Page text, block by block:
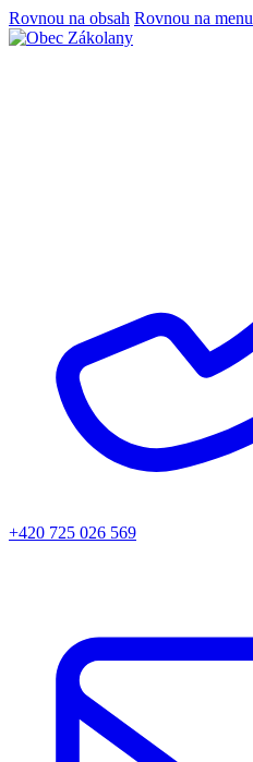
Rovnou na obsah Rovnou na menu
+420 725 026 569